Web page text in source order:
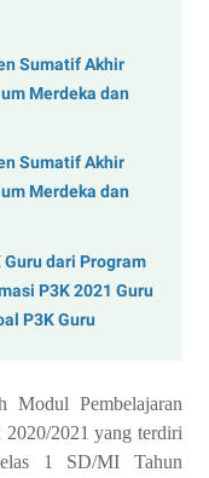
Sumatif Akhir
Merdeka dan
Sumatif Akhir
Merdeka dan
dari Program
P3K 2021 Guru
P3K Guru
Modul Pembelajaran
2021 yang terdiri
1 SD/MI Tahun